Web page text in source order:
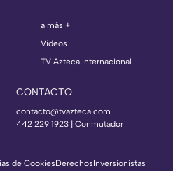
a más +
Videos
TV Azteca Internacional
CONTACTO
contacto@tvazteca.com
442 229 1923 | Conmutador
de CookiesDerechosInversionistas